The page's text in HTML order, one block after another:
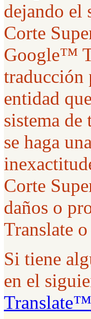
dejando el
Corte
Google™
traducción
entidad
sistema
se haga
Corte
daños o
Translate
Si tiene
en el
Translate™